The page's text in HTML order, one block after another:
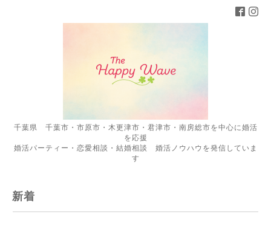
千葉県 千葉市・市原市・木更津市・君津市・南房総市を中心に婚活
を応援
婚活パーティー・恋愛相談・結婚相談 婚活ノウハウを発信していま
す
新着